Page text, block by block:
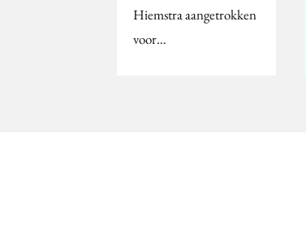
Hiemstra aangetrokken
voor…